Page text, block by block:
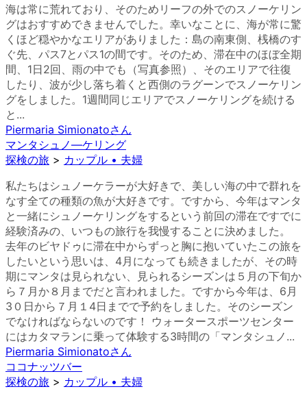
海は常に荒れており、そのためリーフの外でのスノーケリン
グはおすすめできませんでした。幸いなことに、海が常に驚
くほど穏やかなエリアがありました：島の南東側、桟橋のす
ぐ先、パス7とパス1の間です。そのため、滞在中のほぼ全期
間、1日2回、雨の中でも（写真参照）、そのエリアで往復
したり、波が少し落ち着くと西側のラグーンでスノーケリン
グをしました。1週間同じエリアでスノーケリングを続ける
と...
Piermaria Simionatoさん
マンタシュノ―ケリング
探検の旅 > カップル • 夫婦
私たちはシュノーケラーが大好きで、美しい海の中で群れを
なす全ての種類の魚が大好きです。ですから、今年はマンタ
と一緒にシュノーケリングをするという前回の滞在ですでに
経験済みの、いつもの旅行を我慢することに決めました。
去年のビヤドゥに滞在中からずっと胸に抱いていたこの旅を
したいという思いは、4月になっても続きましたが、その時
期にマンタは見られない、見られるシーズンは５月の下旬か
ら７月か８月までだと言われました。ですから今年は、6月
3０日から７月１4日までで予約をしました。そのシーズン
でなければならないのです！ ウォータースポーツセンター
にはカタマランに乗って体験する3時間の「マンタシュノ...
Piermaria Simionatoさん
ココナッツバー
探検の旅 > カップル • 夫婦